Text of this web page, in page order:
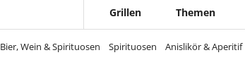
Grillen Themen
Bier, Wein & Spirituosen Spirituosen Anislikör & Aperitif